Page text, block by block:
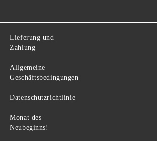
Lieferung und
Zahlung
Allgemeine
Geschäftsbedingungen
Datenschutzrichtlinie
Monat des
Neubeginns!